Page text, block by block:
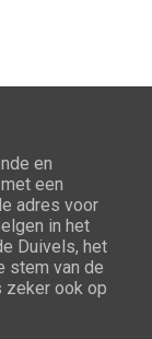
en
een
adres voor
in het
Duivels, het
stem van de
zeker ook op